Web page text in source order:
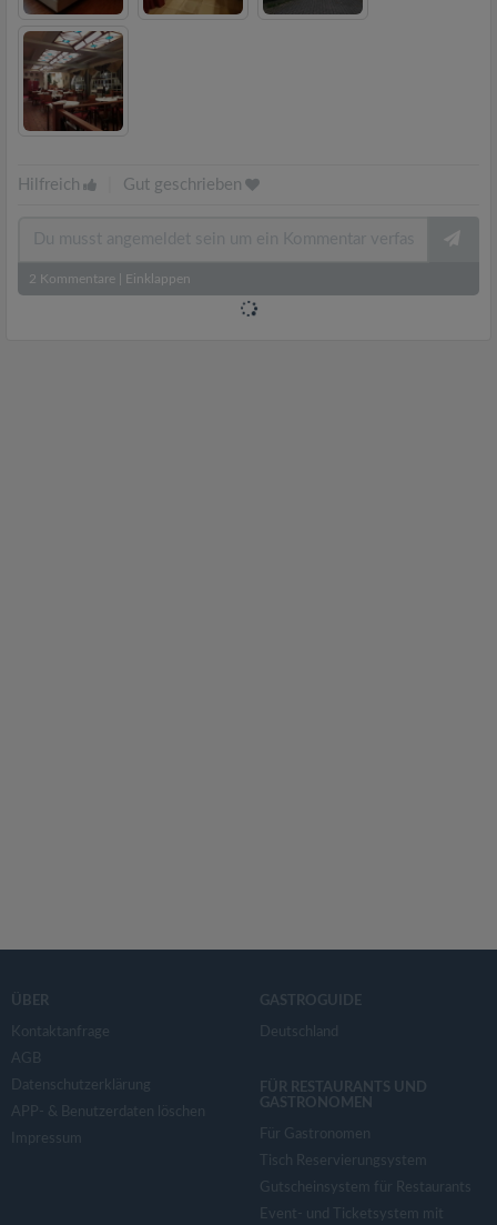
Hilfreich Gut geschrieben
2 Kommentare Einklappen
ÜBER
Kontaktanfrage
AGB
Datenschutzerklärung
APP- & Benutzerdaten löschen
Impressum
GASTROGUIDE
Deutschland
FÜR RESTAURANTS UND
GASTRONOMEN
Für Gastronomen
Tisch Reservierungsystem
Gutscheinsystem für Restaurants
Event- und Ticketsystem mit